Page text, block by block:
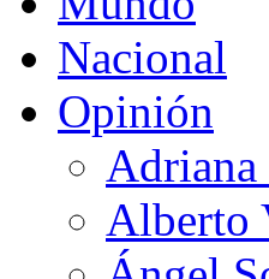
Nacional
Opinión
Alberto